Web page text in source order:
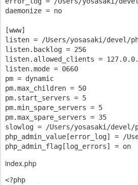
daemonize = no
[www]
listen = /Users/yosasaki/devel/
listen.backlog = 256
listen.allowed_clients =
listen.mode = 0660
pm = dynamic
pm.max_children = 50
pm.start_servers = 5
pm.min_spare_servers = 5
pm.max_spare_servers = 35
slowlog = /Users/yosasaki/devel/
php_admin_value[error_log] = /
index.php
<?php